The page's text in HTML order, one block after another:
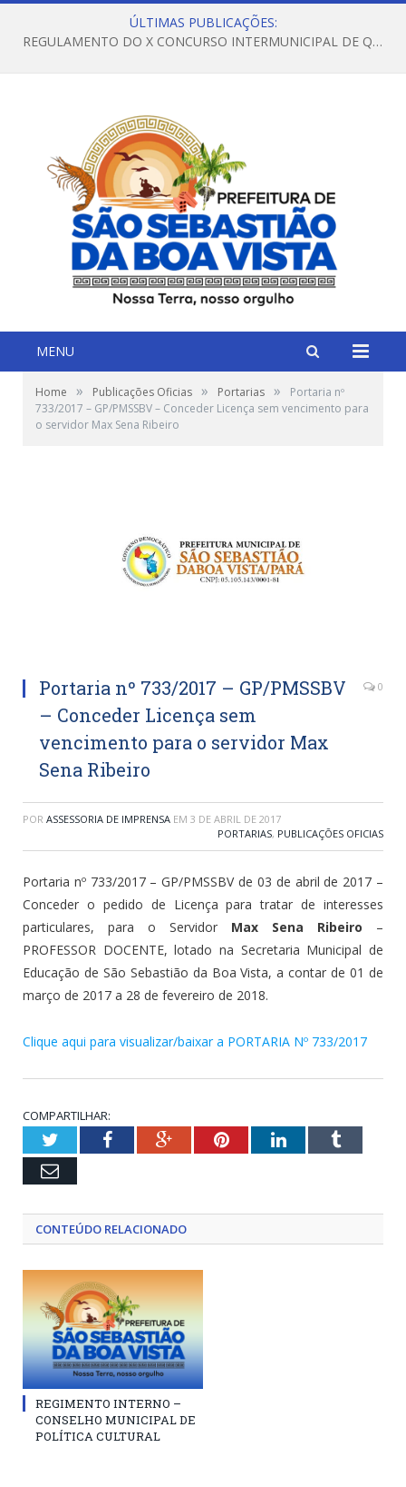
ÚLTIMAS PUBLICAÇÕES:
REGULAMENTO DO X CONCURSO INTERMUNICIPAL DE QUADRILHAS JUNINAS – 2026 – ARRAIÁ DA VENEZA
MENU
Home » Publicações Oficias » Portarias »
Portaria nº
733/2017 – GP/PMSSBV – Conceder Licença sem vencimento para
o servidor Max Sena Ribeiro
Portaria nº 733/2017 – GP/PMSSBV
– Conceder Licença sem
vencimento para o servidor Max
Sena Ribeiro
0
POR ASSESSORIA DE IMPRENSA EM 3 DE ABRIL DE 2017
PORTARIAS, PUBLICAÇÕES OFICIAS
Portaria nº 733/2017 – GP/PMSSBV de 03 de abril de 2017 –
Conceder o pedido de Licença para tratar de interesses
particulares, para o Servidor Max Sena Ribeiro –
PROFESSOR DOCENTE, lotado na Secretaria Municipal de
Educação de São Sebastião da Boa Vista, a contar de 01 de
março de 2017 a 28 de fevereiro de 2018.
Clique aqui para visualizar/baixar a PORTARIA Nº 733/2017
COMPARTILHAR:
TwitterFacebookGoogle+PinterestLinkedInTumblr
Email
CONTEÚDO RELACIONADO
REGIMENTO INTERNO –
CONSELHO MUNICIPAL DE
POLÍTICA CULTURAL